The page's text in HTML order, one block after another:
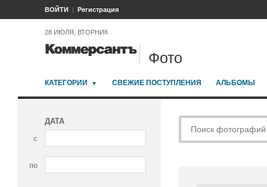
ВОЙТИ Регистрация
28 ИЮЛЯ, ВТОРНИК
Фото
КАТЕГОРИИ СВЕЖИЕ ПОСТУПЛЕНИЯ АЛЬБОМЫ
ДАТА
с
по